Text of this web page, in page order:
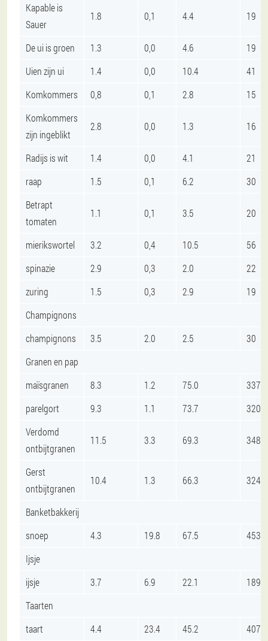
Kapable is
Sauer
1.8 0,1 4.4 19
De ui is groen 1.3 0,0 4.6
19
Uien zijn ui
1.4 0,0 10.4
41
Komkommers
0,8 0,1 2.8
15
Komkommers
zijn ingeblikt
2.8 0,0 1.3 16
Radijs is wit 1.4 0,0 4.1
21
raap
1.5 0,1 6.2
30
Betrapt
tomaten
1.1 0,1 3.5 20
mierikswortel 3.2 0,4 10.5
56
spinazie
2.9 0,3 2.0
22
zuring
1.5 0,3 2.9
19
Champignons
champignons
3.5 2.0 2.5
30
Granen en pap
maïsgranen
8.3 1.2 75.0
337
parelgort
9.3 1.1 73.7
320
Verdomd
ontbijtgranen
11.5 3.3 69.3 348
Gerst
ontbijtgranen
10.4 1.3 66.3 324
Banketbakkerij
snoep
4.3 19.8 67.5
453
Ijsje
ijsje
3.7 6.9 22.1
189
Taarten
taart
4.4 23.4 45.2
407